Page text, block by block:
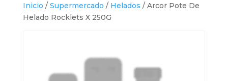
Inicio / Supermercado / Helados / Arcor Pote De
Helado Rocklets X 250G